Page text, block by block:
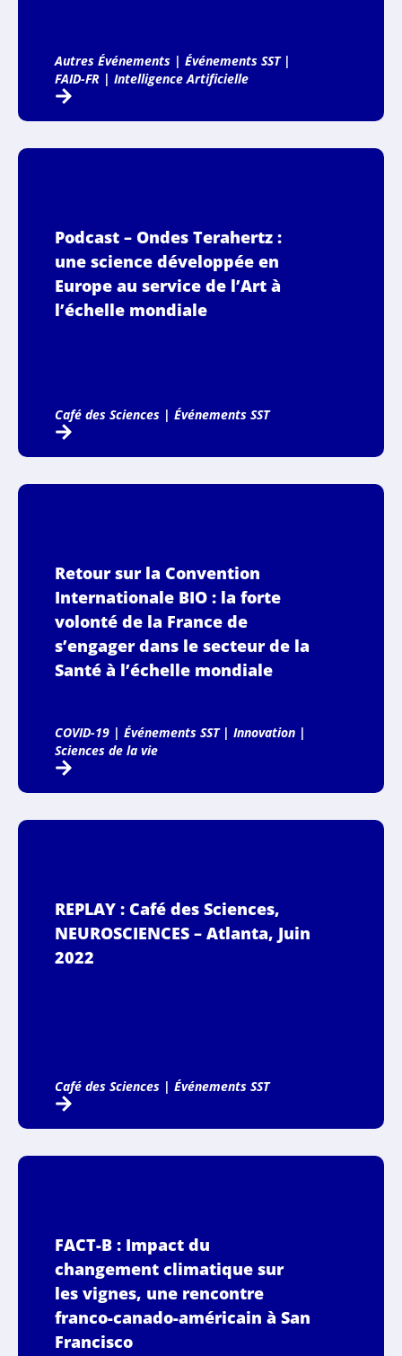
Autres Événements| Événements SST|
FAID-FR| Intelligence Artificielle
Podcast – Ondes Terahertz :
une science développée en
Europe au service de l’Art à
l’échelle mondiale
Café des Sciences| Événements SST
Retour sur la Convention
Internationale BIO : la forte
volonté de la France de
s’engager dans le secteur de la
Santé à l’échelle mondiale
COVID-19| Événements SST| Innovation|
Sciences de la vie
REPLAY : Café des Sciences,
NEUROSCIENCES – Atlanta, Juin
2022
Café des Sciences| Événements SST
FACT-B : Impact du
changement climatique sur
les vignes, une rencontre
franco-canado-américain à San
Francisco